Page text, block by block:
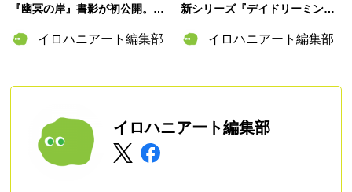
『幽冥の岸』書影が初公開。山
在・琅燦イロハニアート編集部
新シリーズ『デイドリーミング
＆「ムーミンの日」スペシャル
イロハニアート編集部
イロハニアート編集部